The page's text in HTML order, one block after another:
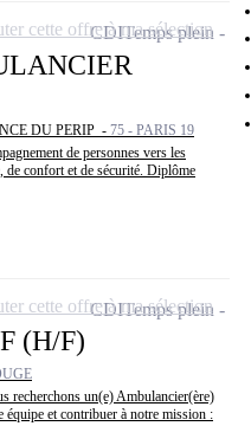
DU PERIP - 75 - PARIS 19
de personnes vers les
de confort et de sécurité. Diplôme
CDITemps plein
cette offre à ma sélection
(H/F)
recherchons un(e) Ambulancier(ère)
et contribuer à notre mission :
CDITemps plein
cette offre à ma sélection